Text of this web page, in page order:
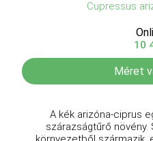
Cupressus
10
Méret
A kék arizóna-ciprus
szárazságtűrő növény.